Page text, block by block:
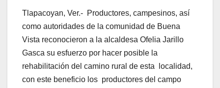
Tlapacoyan, Ver.- Productores, campesinos, así
como autoridades de la comunidad de Buena
Vista reconocieron a la alcaldesa Ofelia Jarillo
Gasca su esfuerzo por hacer posible la
rehabilitación del camino rural de esta localidad,
con este beneficio los productores del campo